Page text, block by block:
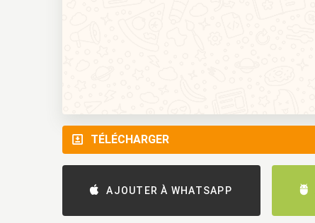
TÉLÉCHARGER
AJOUTER À WHATSAPP